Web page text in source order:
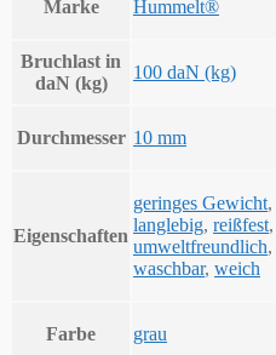
Marke Hummelt®
Bruchlast in
daN (kg)
100 daN (kg)
Durchmesser 10 mm
Eigenschaften
geringes Gewicht,
langlebig, reißfest,
umweltfreundlich,
waschbar, weich
Farbe grau